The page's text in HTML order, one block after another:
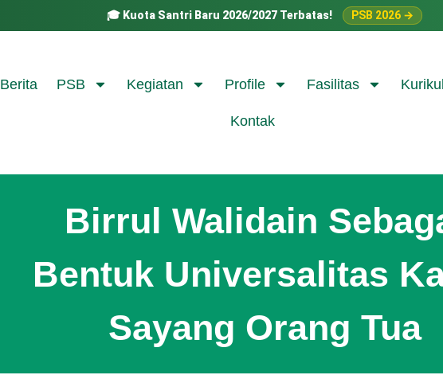
🎓 Kuota Santri Baru 2026/2027 Terbatas! PSB 2026 →
Berita PSB Kegiatan Profile Fasilitas
Kontak
Birrul Walidain
Bentuk Universalitas
Sayang Orang Tua